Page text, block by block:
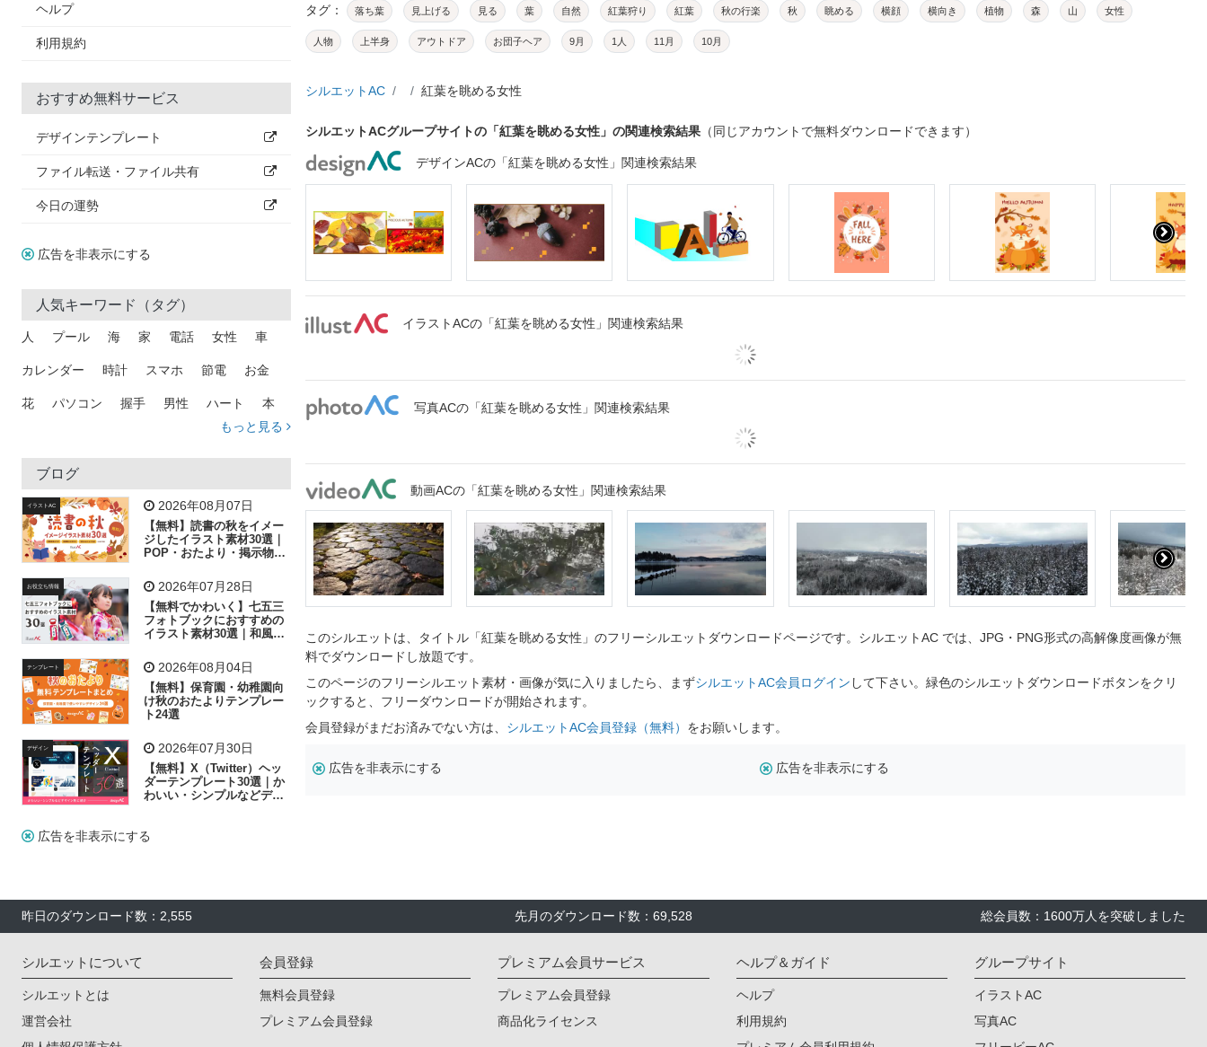
ヘルプ
利用規約
おすすめ無料サービス
デザインテンプレート
ファイル転送・ファイル共有
今日の運勢
広告を非表示にする
人気キーワード（タグ）
人 プール 海 家 電話 女性 車
カレンダー 時計 スマホ 節電 お金
花 パソコン 握手 男性 ハート 本
トラック 木
吹き出し
飛行機 グラフ ビル 魚 家族 書類
歩く 工場 会社 太陽 キラキラ
子供 作業員 葉 相談 ピクトグラム
もっと見る
ブログ
イラストAC 2026年08月07日
【無料】読書の秋をイメー
ジしたイラスト素材30選｜
POP・おたより・掲示物に
お役立ち情報 2026年07月28日
【無料でかわいく】七五三
フォトブックにおすすめの
イラスト素材30選｜和風の
テンプレート 2026年08月04日
【無料】保育園・幼稚園向
け秋のおたよりテンプレー
ト24選
デザイン 2026年07月30日
【無料】X（Twitter）ヘッ
ダーテンプレート30選｜か
わいい・シンプルなどデザ
広告を非表示にする
タグ： 落ち葉 見上げる 見る 葉 自然 紅葉狩り 紅葉 秋の行楽 秋 眺める 横顔 横向き 植物 森 山 女性
人物 上半身 アウトドア お団子ヘア 9月 1人 11月 10月
シルエットAC 紅葉を眺める女性
シルエットACグループサイトの「紅葉を眺める女性」の関連検索結果 （同じアカウントで無料ダウンロードできます）
デザインACの「紅葉を眺める女性」関連検索結果
イラストACの「紅葉を眺める女性」関連検索結果
写真ACの「紅葉を眺める女性」関連検索結果
動画ACの「紅葉を眺める女性」関連検索結果
このシルエットは、タイトル「紅葉を眺める女性」のフリーシルエットダウンロードページです。シルエットAC では、JPG・PNG形式の高解像度画像が無
料でダウンロードし放題です。
このページのフリーシルエット素材・画像が気に入りましたら、まずシルエットAC会員ログイン して下さい。緑色のシルエットダウンロードボタンをクリ
ックすると、フリーダウンロードが開始されます。
会員登録がまだお済みでない方は、 シルエットAC会員登録（無料） をお願いします。
広告を非表示にする 広告を非表示にする
昨日のダウンロード数：2,555 先月のダウンロード数：69,528 総会員数：1600万人を突破しました
シルエットについて
シルエットとは
運営会社
会員登録
無料会員登録
プレミアム会員登録
プレミアム会員サービス
プレミアム会員登録
商品化ライセンス
ヘルプ＆ガイド
ヘルプ
利用規約
グループサイト
イラストAC
写真AC